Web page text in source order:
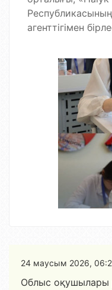
агенттігімен
24 маусым 2026,
Облыс оқушылары